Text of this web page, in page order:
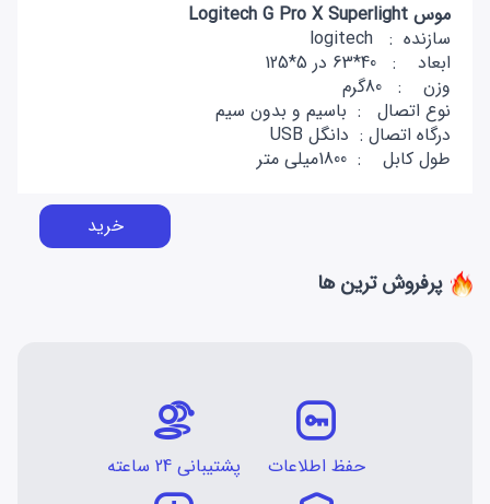
موس Logitech G Pro X Superlight
سازنده : logitech
ابعاد : 40*63 در 5*125
وزن : 80گرم
نوع اتصال : باسیم و بدون سیم
درگاه اتصال : دانگل USB
طول کابل : 1800میلی متر
خرید
پرفروش ترین ها
حفظ اطلاعات پشتیبانی 24 ساعته